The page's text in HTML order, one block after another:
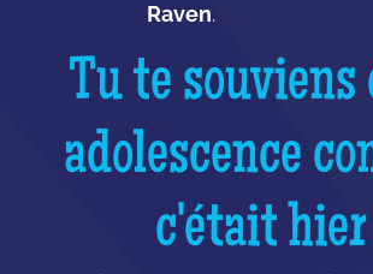
Raven.
Tu te souviens
adolescence
c'était